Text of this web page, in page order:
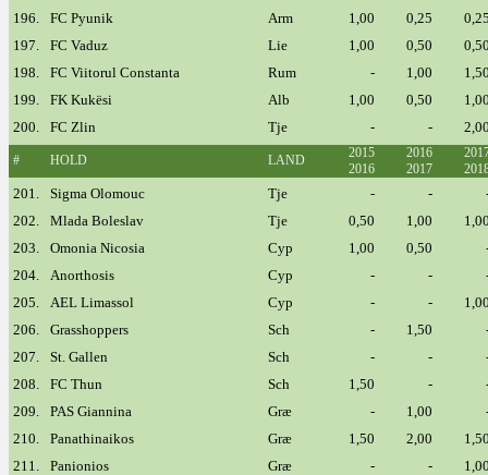
196.
FC Pyunik Arm 1,00 0,25
197.
FC Vaduz Lie 1,00 0,50
198.
FC Viitorul Constanta Rum - 1,00
199.
FK Kukësi Alb 1,00 0,50
200.
FC Zlin Tje - -
# HOLD LAND
2015
2016
2016
2017
201. Sigma Olomouc Tje - -
202.
Mlada Boleslav Tje 0,50 1,00
203.
Omonia Nicosia Cyp 1,00 0,50
204.
Anorthosis Cyp - -
205.
AEL Limassol Cyp - -
206.
Grasshoppers Sch - 1,50
207.
St. Gallen Sch - -
208.
FC Thun Sch 1,50 -
209.
PAS Giannina Græ - 1,00
210.
Panathinaikos Græ 1,50 2,00
211.
Panionios Græ - -